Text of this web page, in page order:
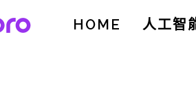
HOME 人工智